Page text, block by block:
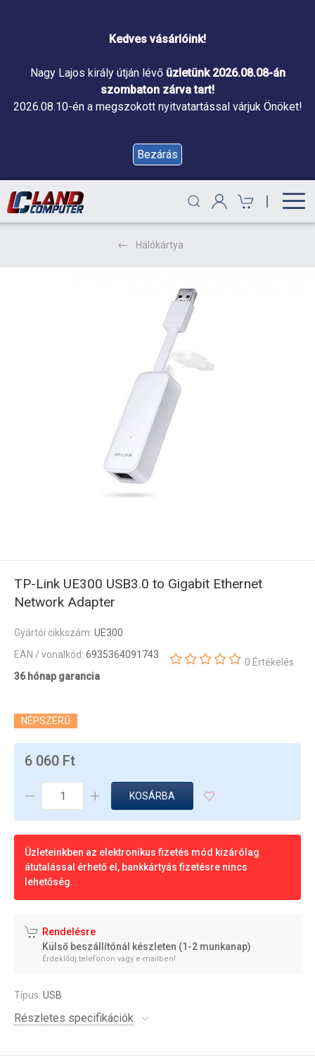
Kedves vásárlóink!
Nagy Lajos király útján lévő üzletünk 2026.08.08-án
szombaton zárva tart!
2026.08.10-én a megszokott nyitvatartással várjuk Önöket!
Bezárás
|
Hálókártya
TP-Link UE300 USB3.0 to Gigabit Ethernet
Network Adapter
Gyártói cikkszám: UE300
EAN / vonalkód: 6935364091743
36 hónap garancia
0 Értékelés
NÉPSZERŰ
6 060 Ft
KOSÁRBA
Üzleteinkben az elektronikus fizetés mód kizárólag
átutalással érhető el, bankkártyás fizetésre nincs
lehetőség.
Rendelésre
Külső beszállítónál készleten (1-2 munkanap)
Érdeklődj telefonon vagy e-mailben!
Típus: USB
Részletes specifikációk